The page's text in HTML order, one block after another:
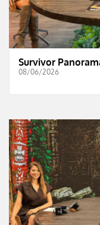
Survivor
08/06/2026